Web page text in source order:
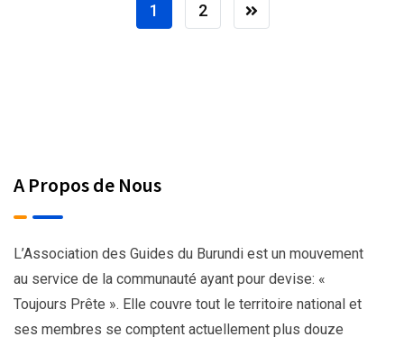
1 2
A Propos de Nous
L’Association des Guides du Burundi est un mouvement
au service de la communauté ayant pour devise: «
Toujours Prête ». Elle couvre tout le territoire national et
ses membres se comptent actuellement plus douze